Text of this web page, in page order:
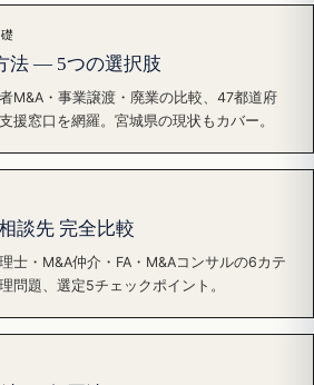
法 — 5つの選択肢
M&A・事業譲渡・廃業の比較、47都道府
援窓口を網羅。宮城県の現状もカバー。
談先 完全比較
士・M&A仲介・FA・M&Aコンサルの6カテ
問題、選定5チェックポイント。